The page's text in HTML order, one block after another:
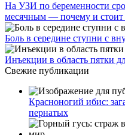
На УЗИ по беременности
месячным — почему и стоит
Боль в середине ступни с
Инъекции в область пятки
Свежие публикации
Красноногий ибис:
пернатых